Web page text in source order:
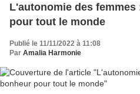
L'autonomie des
pour tout le monde
Publié le 11/11/2022 à 11:08
Par Amalia Harmonie